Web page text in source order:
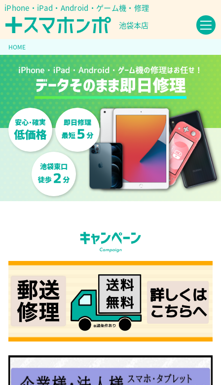
iPhone・iPad・Android・ゲーム機・修理
池袋本店
HOME